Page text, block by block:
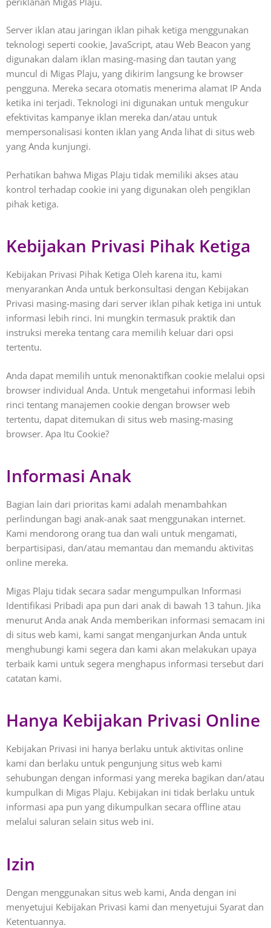
Server iklan atau jaringan iklan pihak ketiga menggunakan
teknologi seperti cookie, JavaScript, atau Web Beacon yang
digunakan dalam iklan masing-masing dan tautan yang
muncul di Migas Plaju, yang dikirim langsung ke browser
pengguna. Mereka secara otomatis menerima alamat IP Anda
ketika ini terjadi. Teknologi ini digunakan untuk mengukur
efektivitas kampanye iklan mereka dan/atau untuk
mempersonalisasi konten iklan yang Anda lihat di situs web
yang Anda kunjungi.
Perhatikan bahwa Migas Plaju tidak memiliki akses atau
kontrol terhadap cookie ini yang digunakan oleh pengiklan
pihak ketiga.
Kebijakan Privasi Pihak Ketiga
Kebijakan Privasi Pihak Ketiga Oleh karena itu, kami
menyarankan Anda untuk berkonsultasi dengan Kebijakan
Privasi masing-masing dari server iklan pihak ketiga ini untuk
informasi lebih rinci. Ini mungkin termasuk praktik dan
instruksi mereka tentang cara memilih keluar dari opsi
tertentu.
Anda dapat memilih untuk menonaktifkan cookie melalui opsi
browser individual Anda. Untuk mengetahui informasi lebih
rinci tentang manajemen cookie dengan browser web
tertentu, dapat ditemukan di situs web masing-masing
browser. Apa Itu Cookie?
Informasi Anak
Bagian lain dari prioritas kami adalah menambahkan
perlindungan bagi anak-anak saat menggunakan internet.
Kami mendorong orang tua dan wali untuk mengamati,
berpartisipasi, dan/atau memantau dan memandu aktivitas
online mereka.
Migas Plaju tidak secara sadar mengumpulkan Informasi
Identifikasi Pribadi apa pun dari anak di bawah 13 tahun. Jika
menurut Anda anak Anda memberikan informasi semacam ini
di situs web kami, kami sangat menganjurkan Anda untuk
menghubungi kami segera dan kami akan melakukan upaya
terbaik kami untuk segera menghapus informasi tersebut dari
catatan kami.
Hanya Kebijakan Privasi Online
Kebijakan Privasi ini hanya berlaku untuk aktivitas online
kami dan berlaku untuk pengunjung situs web kami
sehubungan dengan informasi yang mereka bagikan dan/atau
kumpulkan di Migas Plaju. Kebijakan ini tidak berlaku untuk
informasi apa pun yang dikumpulkan secara offline atau
melalui saluran selain situs web ini.
Izin
Dengan menggunakan situs web kami, Anda dengan ini
menyetujui Kebijakan Privasi kami dan menyetujui Syarat dan
Ketentuannya.